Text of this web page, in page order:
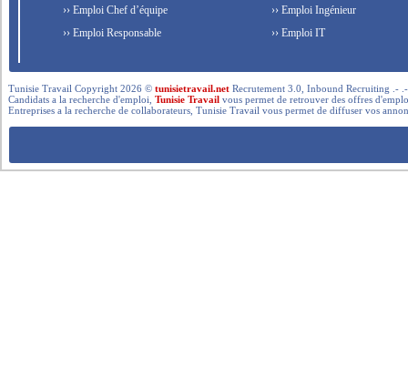
›› Emploi Chef d’équipe
›› Emploi Responsable
›› Emploi Ingénieur
›› Emploi IT
Tunisie Travail Copyright 2026 ©tunisietravail.net Recrutement 3.0, Inbound Recruiting .-
Candidats a la recherche d'emploi,Tunisie Travail vous permet de retrouver des offres
Entreprises a la recherche de collaborateurs, Tunisie Travail vous permet de diffuser vos